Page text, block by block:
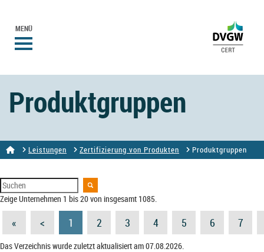
MENÜ
Produktgruppen
Leistungen Zertifizierung von Produkten Produktgruppen
Zeige Unternehmen 1 bis 20 von insgesamt 1085.
« < 1 2 3 4 5 6 7
Das Verzeichnis wurde zuletzt aktualisiert am 07.08.2026.